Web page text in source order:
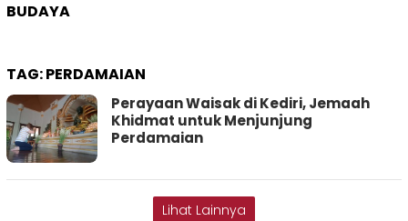
BUDAYA
TAG:PERDAMAIAN
Perayaan Waisak di Kediri, Jemaah
Khidmat untuk Menjunjung
Perdamaian
Lihat Lainnya